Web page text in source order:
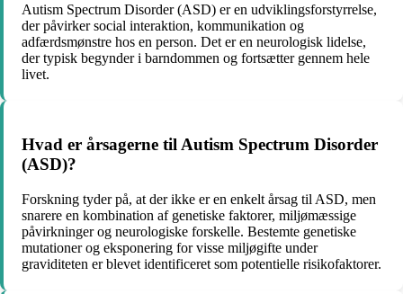
Autism Spectrum Disorder (ASD) er en udviklingsforstyrrelse,
der påvirker social interaktion, kommunikation og
adfærdsmønstre hos en person. Det er en neurologisk lidelse,
der typisk begynder i barndommen og fortsætter gennem hele
livet.
Hvad er årsagerne til Autism Spectrum Disorder
(ASD)?
Forskning tyder på, at der ikke er en enkelt årsag til ASD, men
snarere en kombination af genetiske faktorer, miljømæssige
påvirkninger og neurologiske forskelle. Bestemte genetiske
mutationer og eksponering for visse miljøgifte under
graviditeten er blevet identificeret som potentielle risikofaktorer.